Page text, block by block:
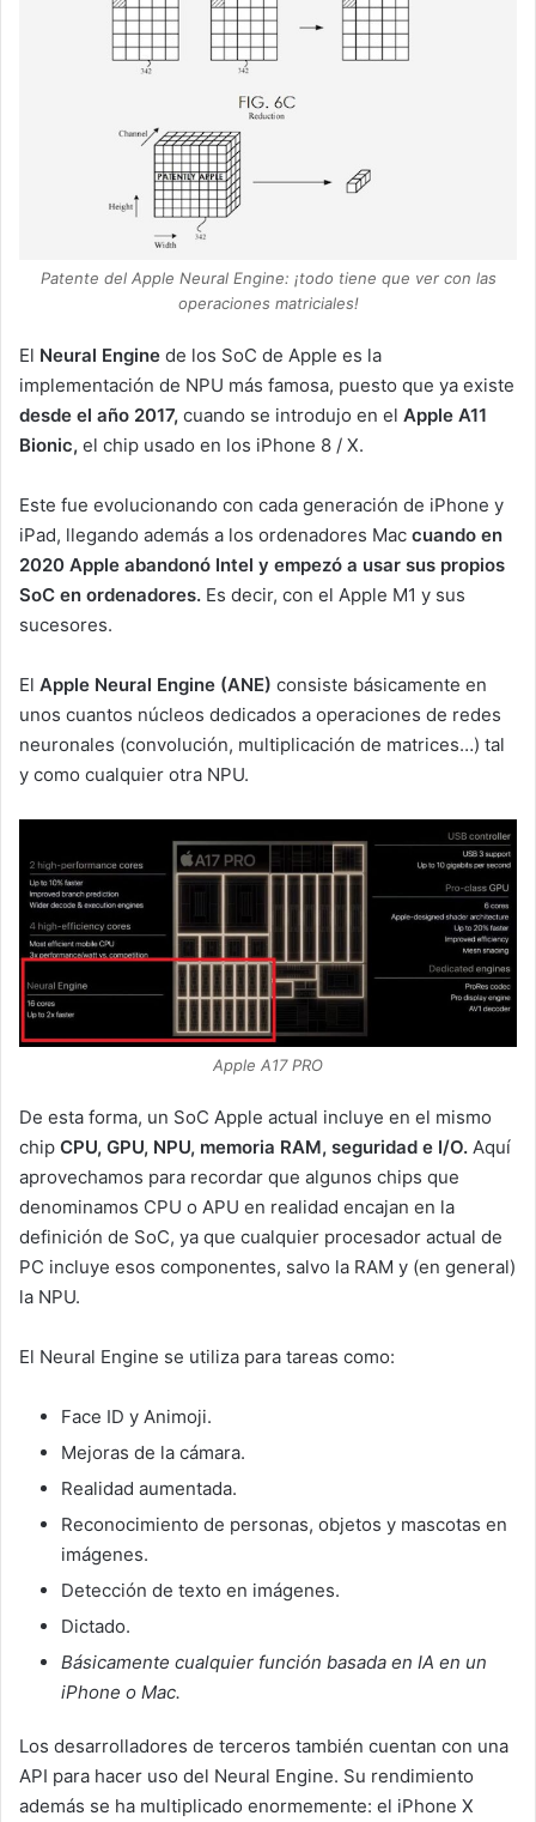
Patente del Apple Neural Engine: ¡todo tiene que ver con las
operaciones matriciales!
El Neural Engine de los SoC de Apple es la
implementación de NPU más famosa, puesto que ya existe
desde el año 2017, cuando se introdujo en el Apple A11
Bionic, el chip usado en los iPhone 8 / X.
Este fue evolucionando con cada generación de iPhone y
iPad, llegando además a los ordenadores Mac cuando en
2020 Apple abandonó Intel y empezó a usar sus propios
SoC en ordenadores. Es decir, con el Apple M1 y sus
sucesores.
El Apple Neural Engine (ANE) consiste básicamente en
unos cuantos núcleos dedicados a operaciones de redes
neuronales (convolución, multiplicación de matrices…) tal
y como cualquier otra NPU.
Apple A17 PRO
De esta forma, un SoC Apple actual incluye en el mismo
chip CPU, GPU, NPU, memoria RAM, seguridad e I/O. Aquí
aprovechamos para recordar que algunos chips que
denominamos CPU o APU en realidad encajan en la
definición de SoC, ya que cualquier procesador actual de
PC incluye esos componentes, salvo la RAM y (en general)
la NPU.
El Neural Engine se utiliza para tareas como:
Face ID y Animoji.
Mejoras de la cámara.
Realidad aumentada.
Reconocimiento de personas, objetos y mascotas en
imágenes.
Detección de texto en imágenes.
Dictado.
Básicamente cualquier función basada en IA en un
iPhone o Mac.
Los desarrolladores de terceros también cuentan con una
API para hacer uso del Neural Engine. Su rendimiento
además se ha multiplicado enormemente: el iPhone X